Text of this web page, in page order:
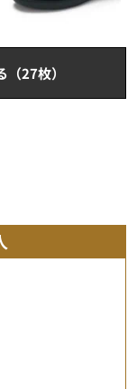
27枚）